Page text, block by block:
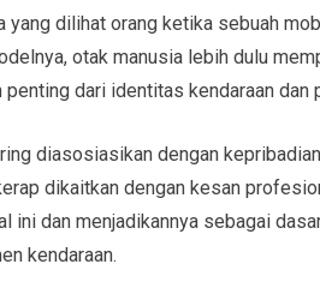
yang dilihat orang ketika sebuah
otak manusia lebih dulu
penting dari identitas kendaraan dan
diasosiasikan dengan
dikaitkan dengan kesan
ini dan menjadikannya sebagai
kendaraan.